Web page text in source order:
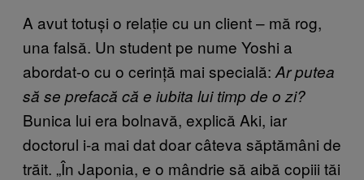
A avut totuși o relație cu un client – mă rog,
una falsă. Un student pe nume Yoshi a
abordat-o cu o cerință mai specială: Ar putea
să se prefacă că e iubita lui timp de o zi?
Bunica lui era bolnavă, explică Aki, iar
doctorul i-a mai dat doar câteva săptămâni de
trăit. „În Japonia, e o mândrie să aibă copiii tăi